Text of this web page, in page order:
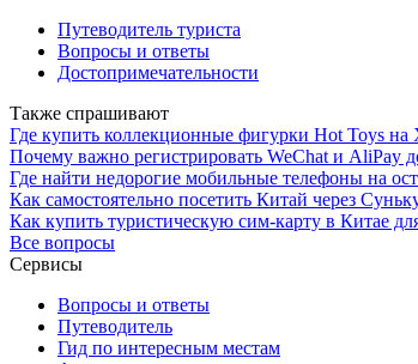
Путеводитель туриста
Вопросы и ответы
Достопримечательности
Также спрашивают
Где купить коллекционные фигурки Hot Toys
Почему важно регистрировать WeChat и
Где найти недорогие мобильные телефоны на
Как самостоятельно посетить Китай через
Как купить туристическую сим-карту в Китае
Все вопросы
Сервисы
Вопросы и ответы
Путеводитель
Гид по интересным местам